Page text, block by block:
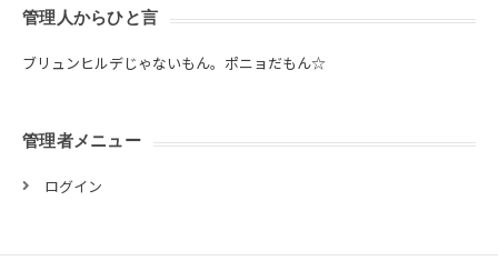
管理人からひと言
ブリュンヒルデじゃないもん。ポニョだもん☆
管理者メニュー
ログイン